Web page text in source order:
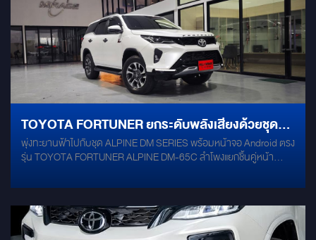
TOYOTA FORTUNER ยกระดับพลังเสียงด้วยชุด
เครื่องเสียง ALPINE DM SERIES
พุ่งทะยานฟ้าไปกับชุด ALPINE DM SERIES พร้อมหน้าจอ Android ตรง
รุ่น TOYOTA FORTUNER ALPINE DM-65C ลำโพงแยกชิ้นคู่หน้า
POWER AMP 6CH มี PROCESSOR ในตัว SUBBOX ALPINE PWE-
64 มีความคมชัดระดับ 1K และรองรับระบบ Picture-in-Picture แบ่งสอง
หน้าต่างในจอเดียว